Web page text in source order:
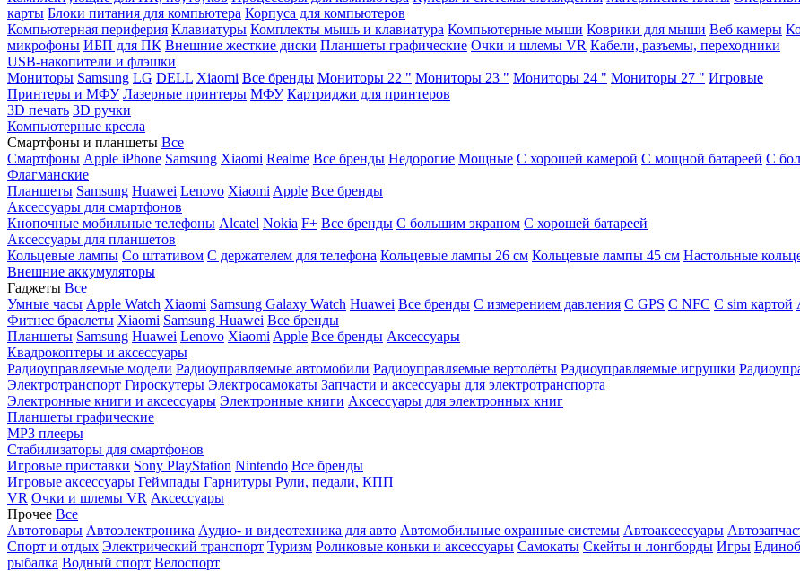
карты Блоки питания для компьютера Корпуса для компьютеров
Компьютерная периферия Клавиатуры Комплекты мышь и клавиатура Компьютерные мыши Коврики для мыши Веб камеры
микрофоны ИБП для ПК Внешние жесткие диски Планшеты графические Очки и шлемы VR Кабели, разъемы, переходники
USB-накопители и флэшки
Мониторы Samsung LG DELL Xiaomi Все бренды Мониторы 22 " Мониторы 23 " Мониторы 24 " Мониторы 27 " Игровые
Принтеры и МФУ Лазерные принтеры МФУ Картриджи для принтеров
3D печать 3D ручки
Компьютерные кресла
Смартфоны и планшеты Все
Смартфоны Apple iPhone Samsung Xiaomi Realme Все бренды Недорогие Мощные С хорошей камерой С мощной батареей С
Флагманские
Планшеты Samsung Huawei Lenovo Xiaomi Apple Все бренды
Аксессуары для смартфонов
Кнопочные мобильные телефоны Alcatel Nokia F+ Все бренды С большим экраном С хорошей батареей
Аксессуары для планшетов
Кольцевые лампы Со штативом C держателем для телефона Кольцевые лампы 26 см Кольцевые лампы 45 см Настольные
Внешние аккумуляторы
Гаджеты Все
Умные часы Apple Watch Xiaomi Samsung Galaxy Watch Huawei Все бренды C измерением давления C GPS C NFC C sim картой
Фитнес браслеты Xiaomi Samsung Huawei Все бренды
Планшеты Samsung Huawei Lenovo Xiaomi Apple Все бренды Аксессуары
Квадрокоптеры и аксессуары
Радиоуправляемые модели Радиоуправляемые автомобили Радиоуправляемые вертолёты Радиоуправляемые игрушки
Электротранспорт Гироскутеры Электросамокаты Запчасти и аксессуары для электротранспорта
Электронные книги и аксессуары Электронные книги Аксессуары для электронных книг
Планшеты графические
MP3 плееры
Стабилизаторы для смартфонов
Игровые приставки Sony PlayStation Nintendo Все бренды
Игровые аксессуары Геймпады Гарнитуры Рули, педали, КПП
VR Очки и шлемы VR Аксессуары
Прочее Все
Автотовары Автоэлектроника Аудио- и видеотехника для авто Автомобильные охранные системы Автоаксессуары
Спорт и отдых Электрический транспорт Туризм Роликовые коньки и аксессуары Самокаты Скейты и лонгборды Игры
рыбалка Водный спорт Велоспорт